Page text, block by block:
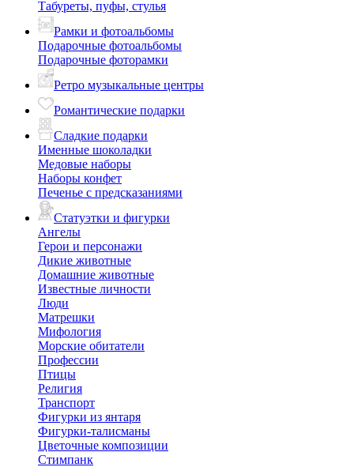
Табуреты, пуфы, стулья
Рамки и фотоальбомы
Подарочные фотоальбомы
Подарочные фоторамки
Ретро музыкальные центры
Романтические подарки
Сладкие подарки
Именные шоколадки
Медовые наборы
Наборы конфет
Печенье с предсказаниями
Статуэтки и фигурки
Ангелы
Герои и персонажи
Дикие животные
Домашние животные
Известные личности
Люди
Матрешки
Мифология
Морские обитатели
Профессии
Птицы
Религия
Транспорт
Фигурки из янтаря
Фигурки-талисманы
Цветочные композиции
Стимпанк